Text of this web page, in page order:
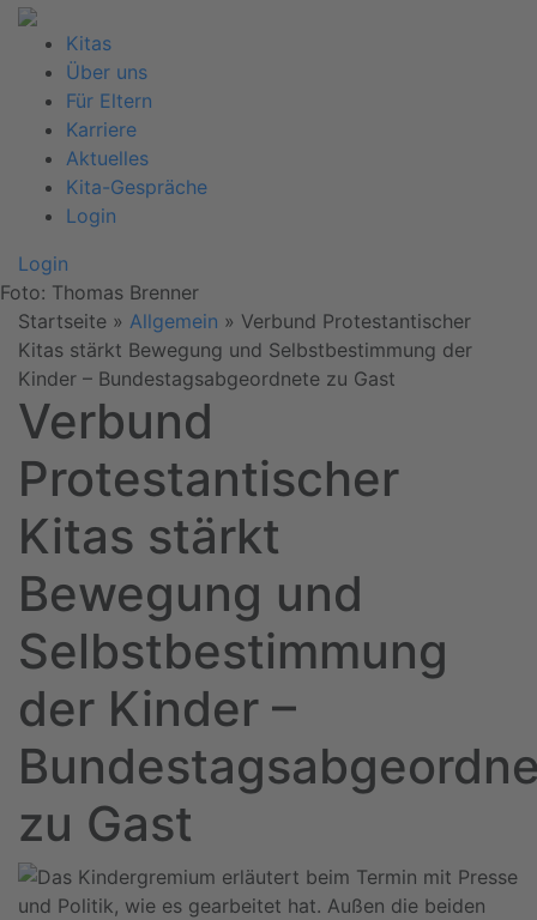
Kitas
Über uns
Für Eltern
Karriere
Aktuelles
Kita-Gespräche
Login
Login
Foto: Thomas Brenner
Startseite » Allgemein » Verbund Protestantischer
Kitas stärkt Bewegung und Selbstbestimmung der
Kinder – Bundestagsabgeordnete zu Gast
Verbund
Protestantischer
Kitas stärkt
Bewegung und
Selbstbestimmung
der Kinder –
zu Gast